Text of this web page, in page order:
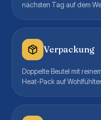
nächsten Tag auf dem
Verpackung
Doppelte Beutel mit
Heat-Pack auf